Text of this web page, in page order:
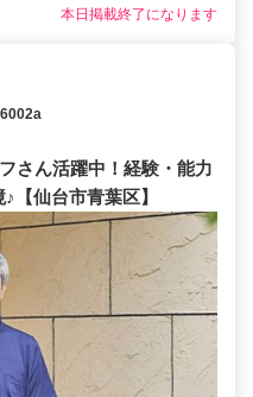
本日掲載終了になります
さん活躍中！経験・能力
仙台市青葉区】